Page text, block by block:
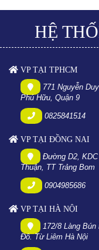
HỆ
VP TẠI TPHCM
771 Nguyễn
Phú Hữu, Quận 9
0825841514
VP TẠI ĐỒNG NAI
Đường D2,
Thuận, TT Trảng Bom
0904985686
VP TẠI HÀ NỘI
172/8 Làng Bún
Đô. Từ Liêm Hà Nội